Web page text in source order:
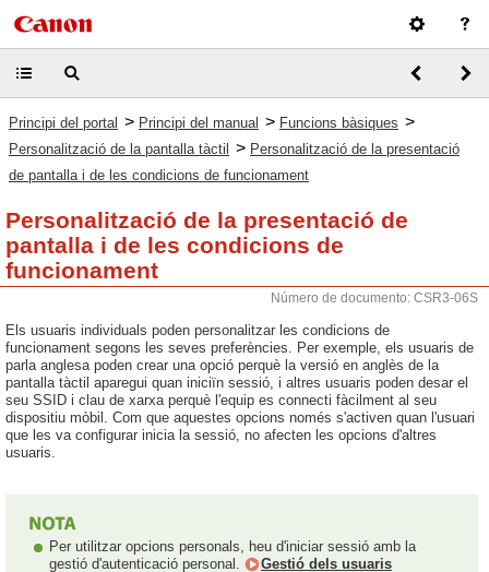
Principi del portal > Principi del manual > Funcions bàsiques >
Personalització de la pantalla tàctil > Personalització de la presentació
de pantalla i de les condicions de funcionament
Personalització de la presentació de
pantalla i de les condicions de
funcionament
Número de documento: CSR3-06S
Els usuaris individuals poden personalitzar les condicions de
funcionament segons les seves preferències. Per exemple, els usuaris de
parla anglesa poden crear una opció perquè la versió en anglès de la
pantalla tàctil aparegui quan iniciïn sessió, i altres usuaris poden desar el
seu SSID i clau de xarxa perquè l'equip es connecti fàcilment al seu
dispositiu mòbil. Com que aquestes opcions només s'activen quan l'usuari
que les va configurar inicia la sessió, no afecten les opcions d'altres
usuaris.
Per utilitzar opcions personals, heu d'iniciar sessió amb la
gestió d'autenticació personal.
Gestió dels usuaris